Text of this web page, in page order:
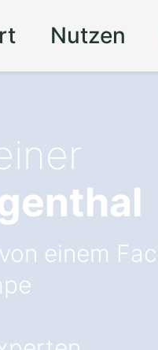
Nutzen
von einem